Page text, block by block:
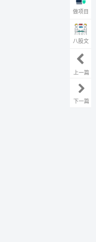
做项目
八股文
上一篇
下一篇